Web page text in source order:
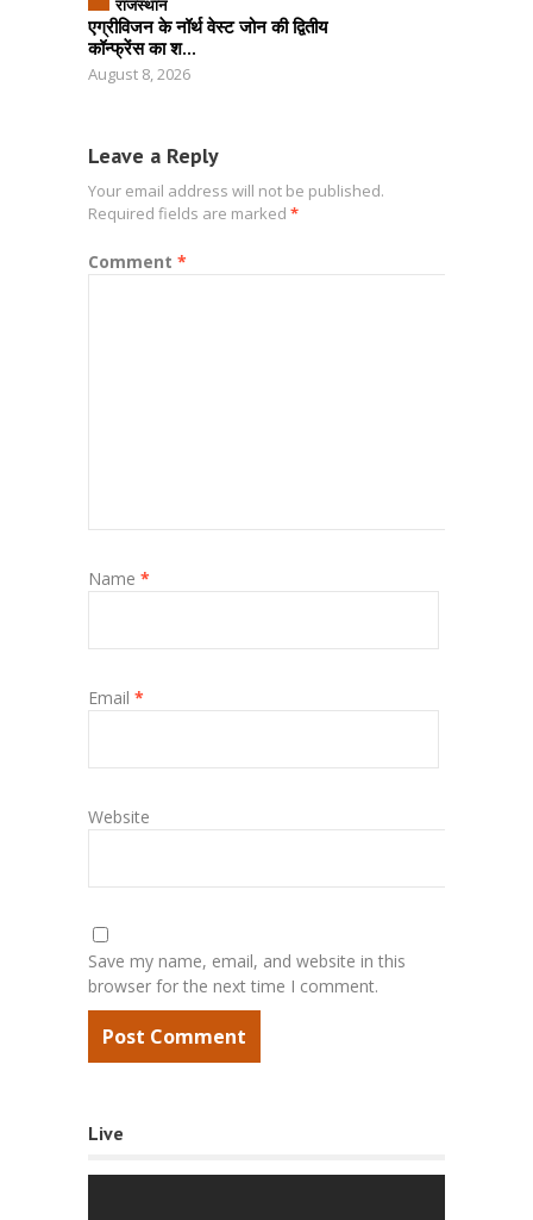
राजस्थान
एग्रीविजन के नॉर्थ वेस्ट जोन की द्वितीय
कॉन्फ्रेंस का श...
August 8, 2026
Leave a Reply
Your email address will not be published.
Required fields are marked *
Comment *
Name *
Email *
Website
Save my name, email, and website in this
browser for the next time I comment.
Live